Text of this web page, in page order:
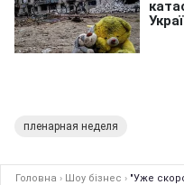
пленарная неделя
Головна › Шоу бізнес › "Уже